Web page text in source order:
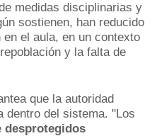
medidas disciplinarias y
sostienen, han reducido
el aula, en un contexto
y la falta de
que la autoridad
dentro del sistema. "Los
desprotegidos